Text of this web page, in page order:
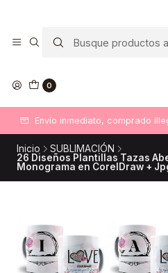
0
Envío inmediato, comprado
Inicio
SUBLIMACIÓN
26 Diseños Plantillas Tazas
Monograma en CorelDraw +